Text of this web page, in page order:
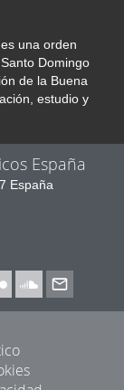
una orden
Domingo
de la Buena
estudio y
España
España